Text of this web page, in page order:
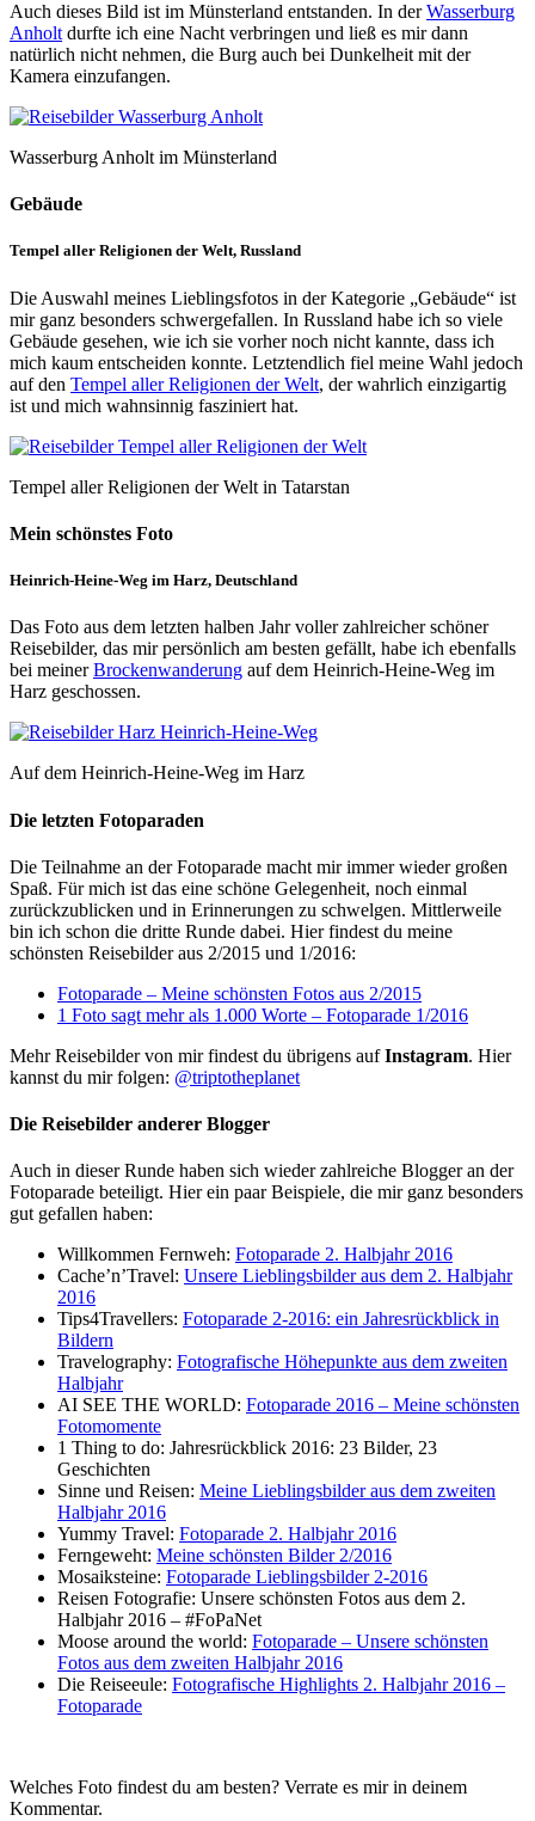
Auch dieses Bild ist im Münsterland entstanden. In derWasserburg
Anholt durfte ich eine Nacht verbringen und ließ es mir dann
natürlich nicht nehmen, die Burg auch bei Dunkelheit mit der
Kamera einzufangen.
Wasserburg Anholt im Münsterland
Gebäude
Tempel aller Religionen der Welt, Russland
Die Auswahl meines Lieblingsfotos in der Kategorie „Gebäude“ ist
mir ganz besonders schwergefallen. In Russland habe ich so viele
Gebäude gesehen, wie ich sie vorher noch nicht kannte, dass ich
mich kaum entscheiden konnte. Letztendlich fiel meine Wahl jedoch
auf den Tempel aller Religionen der Welt, der wahrlich einzigartig
ist und mich wahnsinnig fasziniert hat.
Tempel aller Religionen der Welt in Tatarstan
Mein schönstes Foto
Heinrich-Heine-Weg im Harz, Deutschland
Das Foto aus dem letzten halben Jahr voller zahlreicher schöner
Reisebilder, das mir persönlich am besten gefällt, habe ich ebenfalls
bei meinerBrockenwanderung auf dem Heinrich-Heine-Weg im
Harz geschossen.
Auf dem Heinrich-Heine-Weg im Harz
Die letzten Fotoparaden
Die Teilnahme an der Fotoparade macht mir immer wieder großen
Spaß. Für mich ist das eine schöne Gelegenheit, noch einmal
zurückzublicken und in Erinnerungen zu schwelgen. Mittlerweile
bin ich schon die dritte Runde dabei. Hier findest du meine
schönsten Reisebilder aus 2/2015 und 1/2016:
Fotoparade – Meine schönsten Fotos aus 2/2015
1 Foto sagt mehr als 1.000 Worte – Fotoparade 1/2016
Mehr Reisebilder von mir findest du übrigens aufInstagram. Hier
kannst du mir folgen: @triptotheplanet
Die Reisebilder anderer Blogger
Auch in dieser Runde haben sich wieder zahlreiche Blogger an der
Fotoparade beteiligt. Hier ein paar Beispiele, die mir ganz besonders
gut gefallen haben:
Willkommen Fernweh: Fotoparade 2. Halbjahr 2016
Cache’n’Travel: Unsere Lieblingsbilder aus dem 2. Halbjahr
2016
Tips4Travellers: Fotoparade 2-2016: ein Jahresrückblick in
Bildern
Travelography: Fotografische Höhepunkte aus dem zweiten
Halbjahr
AI SEE THE WORLD: Fotoparade 2016 – Meine schönsten
Fotomomente
1 Thing to do: Jahresrückblick 2016: 23 Bilder, 23
Geschichten
Sinne und Reisen: Meine Lieblingsbilder aus dem zweiten
Halbjahr 2016
Yummy Travel: Fotoparade 2. Halbjahr 2016
Ferngeweht: Meine schönsten Bilder 2/2016
Mosaiksteine: Fotoparade Lieblingsbilder 2-2016
Reisen Fotografie: Unsere schönsten Fotos aus dem 2.
Halbjahr 2016 – #FoPaNet
Moose around the world: Fotoparade – Unsere schönsten
Fotos aus dem zweiten Halbjahr 2016
Die Reiseeule: Fotografische Highlights 2. Halbjahr 2016 –
Fotoparade
Welches Foto findest du am besten? Verrate es mir in deinem
Kommentar.